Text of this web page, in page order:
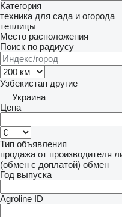
Категория
техника для сада и огорода
теплицы
Место расположения
Поиск по радиусу
Узбекистан другие
Украина
Цена
Тип объявления
продажа от производителя
(обмен с доплатой) обмен
Год выпуска
Agroline ID